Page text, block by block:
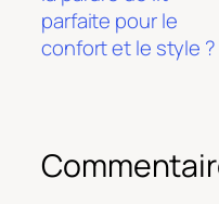
parfaite pour le
confort et le style ?